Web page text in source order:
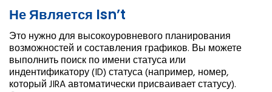
Не Является Isn’t
Это нужно для высокоуровневого планирования
возможностей и составления графиков. Вы можете
выполнить поиск по имени статуса или
индентификатору (ID) статуса (например, номер,
который JIRA автоматически присваивает статусу).